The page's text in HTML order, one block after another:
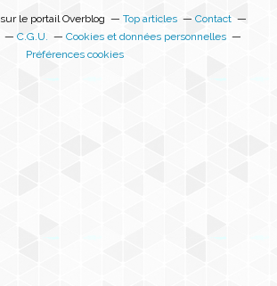
sur le portail Overblog Top articles
Contact
C.G.U.
Cookies et données personnelles
Préférences cookies